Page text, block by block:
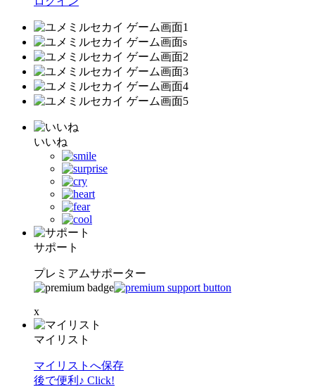
いいね
サポート
プレミアムサポーター
x
マイリスト
マイリストへ保存
後で便利♪ Click!